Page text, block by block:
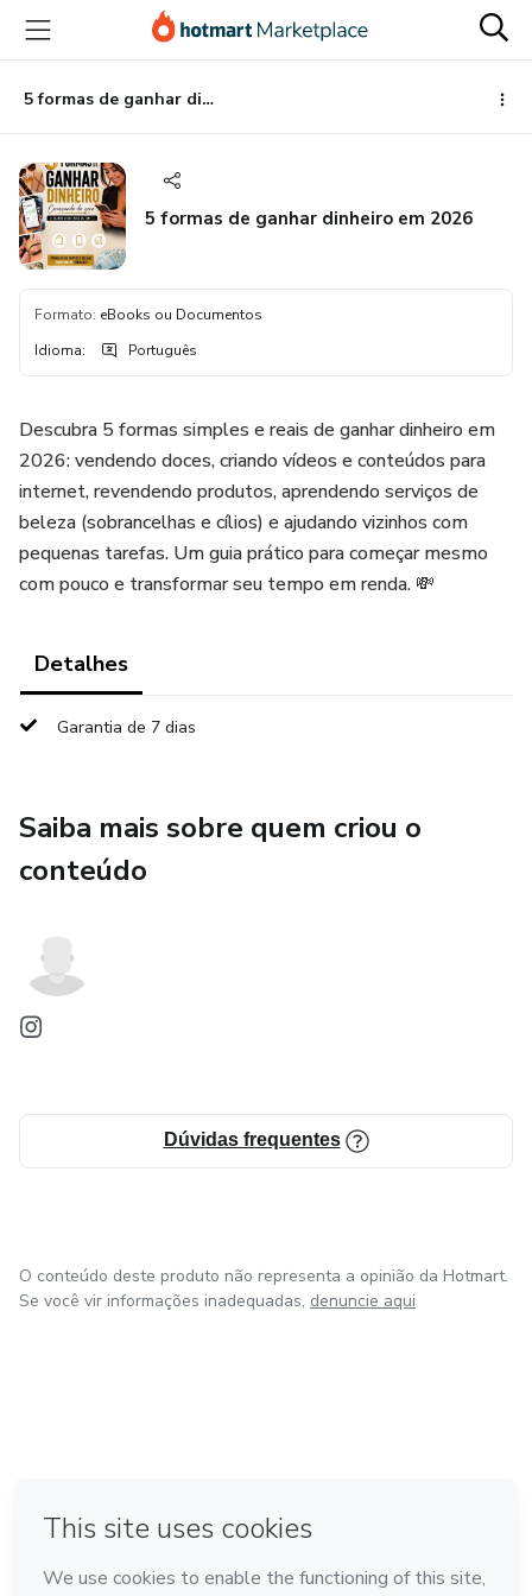
para
conteúdo
principal
para
pagamento
para
rodapé
5 formas de ganhar dinheiro em 2026
5 formas de ganhar dinheiro em 2026
Formato: eBooks ou Documentos
Idioma: Português
Descubra 5 formas simples e reais de ganhar dinheiro em
2026: vendendo doces, criando vídeos e conteúdos para
internet, revendendo produtos, aprendendo serviços de
beleza (sobrancelhas e cílios) e ajudando vizinhos com
pequenas tarefas. Um guia prático para começar mesmo
com pouco e transformar seu tempo em renda. 💸
Detalhes
Garantia de 7 dias
Saiba mais sobre quem criou o
conteúdo
Dúvidas frequentes
O conteúdo deste produto não representa a opinião da Hotmart.
Se você vir informações inadequadas, denuncie aqui
Feito com ❤ na Cidade do México